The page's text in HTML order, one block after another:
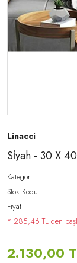
Linacci
Si̇yah - 30 X 40
Kategori
Stok Kodu
Fiyat
* 285,46 TL den
2.130,00